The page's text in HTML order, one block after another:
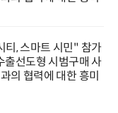
티, 스마트 시민" 참가
선도형 시범구매 사
의 협력에 대한 흥미